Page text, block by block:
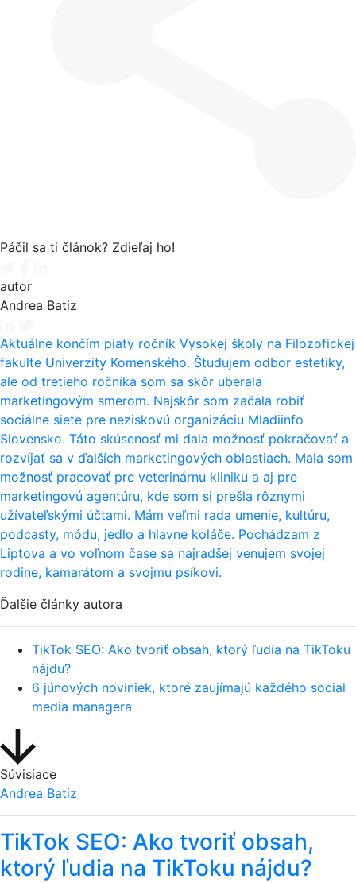
Páčil sa ti článok? Zdieľaj ho!
autor
Andrea Batiz
Aktuálne končím piaty ročník Vysokej školy na Filozofickej
fakulte Univerzity Komenského. Študujem odbor estetiky,
ale od tretieho ročníka som sa skôr uberala
marketingovým smerom. Najskôr som začala robiť
sociálne siete pre neziskovú organizáciu Mladiinfo
Slovensko. Táto skúsenosť mi dala možnosť pokračovať a
rozvíjať sa v ďalších marketingových oblastiach. Mala som
možnosť pracovať pre veterinárnu kliniku a aj pre
marketingovú agentúru, kde som si prešla rôznymi
užívateľskými účtami. Mám veľmi rada umenie, kultúru,
podcasty, módu, jedlo a hlavne koláče. Pochádzam z
Liptova a vo voľnom čase sa najradšej venujem svojej
rodine, kamarátom a svojmu psíkovi.
Ďalšie články autora
TikTok SEO: Ako tvoriť obsah, ktorý ľudia na TikToku
nájdu?
6 júnových noviniek, ktoré zaujímajú každého social
media managera
Súvisiace
Andrea Batiz
TikTok SEO: Ako tvoriť obsah,
ktorý ľudia na TikToku nájdu?